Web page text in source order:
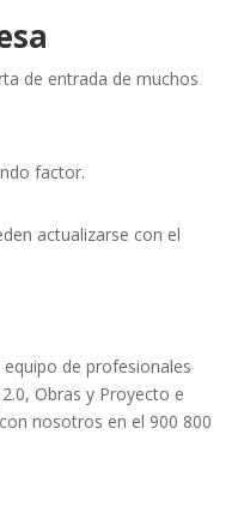
de entrada de muchos
factor.
actualizarse con el
de profesionales
Obras y Proyecto e
nosotros en el 900 800